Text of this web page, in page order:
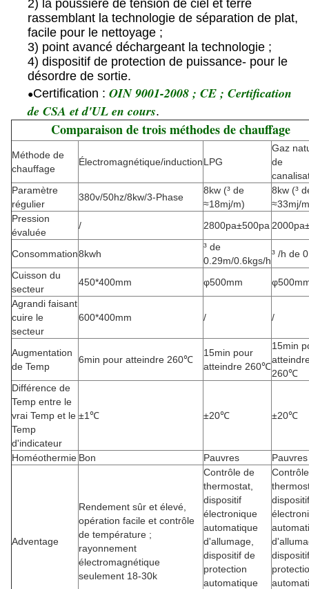
2) la poussière de tension de ciel et terre
rassemblant la technologie de séparation de plat,
facile pour le nettoyage ;
3) point avancé déchargeant la technologie ;
4) dispositif de protection de puissance- pour le
désordre de sortie.
●Certification : OIN 9001-2008 ; CE ; Certification
de CSA et d'UL en cours.
Comparaison de trois méthodes de chauffage
Méthode de
chauffage
Électromagnétique/inductionLPG
Gaz
de
Paramètre
régulier
380v/50hz/8kw/3-Phase
8kw (³ de
≈18mj/m)
8kw (³
≈33mj/
Pression
évaluée
/ 2800pa±500pa
Consommation8kwh
³ de
0.29m/0.6kgs/h
³ /h de
Cuisson du
secteur
450*400mm φ500mm
Agrandi faisant
cuire le
secteur
600*400mm / /
Augmentation
de Temp
6min pour atteindre 260℃
15min pour
atteindre 260℃
15min
260℃
Différence de
Temp entre le
vrai Temp et le
Temp
d'indicateur
±1℃ ±20℃ ±20℃
Homéothermie Bon Pauvres Pauvres
Adventage
Rendement sûr et élevé,
opération facile et contrôle
de température ;
rayonnement
électromagnétique
seulement 18-30k
Contrôle de
thermostat,
dispositif
électronique
automatique
d'allumage,
dispositif de
protection
automatique
dispositif